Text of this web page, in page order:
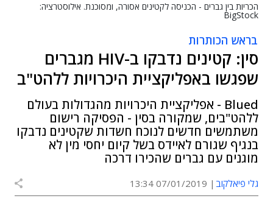
הכריות בין גברים - הכניסה לקטינים אסורה, ומסוכנת. אילוסטרציה:
BigStock
בראש הכותרות
סין: קטינים נדבקו ב-HIV מגברים
שפגשו באפליקציית היכרויות ללהט"ב
Blued - אפליקציית היכרויות מהגדולות בעולם
ללהט"בים, שמקורה בסין - הפסיקה רישום
משתמשים חדשים לנוכח חשדות שקטינים נדבקו
בנגיף שגורם לאיידס בשל קיום יחסי מין לא
מוגנים עם גברים שהכירו דרכה
גלי פיאלקוב 07/01/2019 13:34